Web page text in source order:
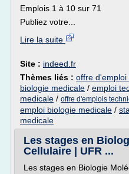
Emplois 1 à 10 sur 71
Publiez votre...
Lire la suite
Site : indeed.fr
Thèmes liés : offre
biologie medicale / emploi
medicale / offre d'emplois
emploi biologie medicale /
medicale
Les stages en
Cellulaire | UFR ...
Les stages en Biologie